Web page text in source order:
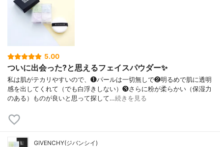
5.00
ついに出会った?と思えるフェイスパウダー✨
私は肌がテカリやすいので、❶パールは一切無しで❷明るめで肌に透明
感を出してくれて（でも白浮きしない）❸さらに粉が柔らかい（保湿力
のある）ものが良いと思って探して…続きを見る
GIVENCHY(ジバンシイ)